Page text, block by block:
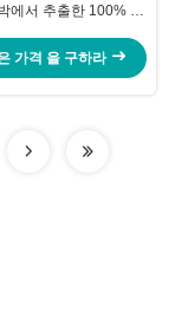
에서 추출한 100% 수
가격 을 구하라